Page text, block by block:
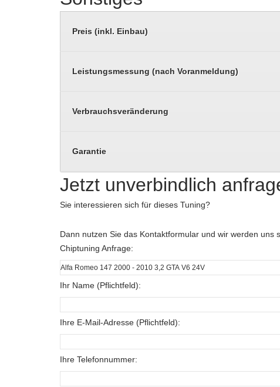
Preis (inkl. Einbau)
Leistungsmessung (nach Voranmeldung)
Verbrauchsveränderung
Garantie
Jetzt unverbindlich
Sie interessieren sich für dieses Tuning?
Dann nutzen Sie das Kontaktformular und wir werden uns
Chiptuning Anfrage:
Ihr Name (Pflichtfeld):
Ihre E-Mail-Adresse (Pflichtfeld):
Ihre Telefonnummer: